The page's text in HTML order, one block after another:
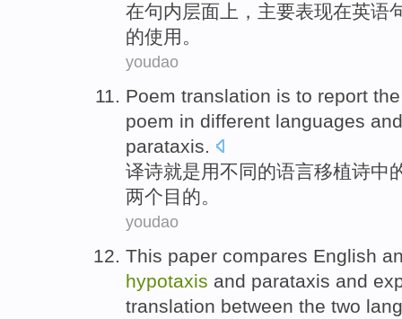
在句内层面上，主要表现在英语
的使用 。
youdao
Poem translation is to report the
poem in different languages and
parataxis.
译诗就是用不同的语言移植诗中
两个目的。
youdao
This paper compares English
hypotaxis and parataxis and
translation between the two